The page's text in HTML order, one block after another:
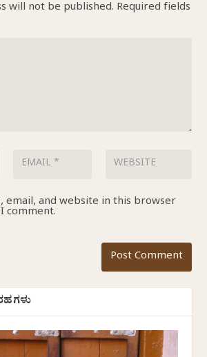
will not be published. Required fields
email, and website in this browser
comment.